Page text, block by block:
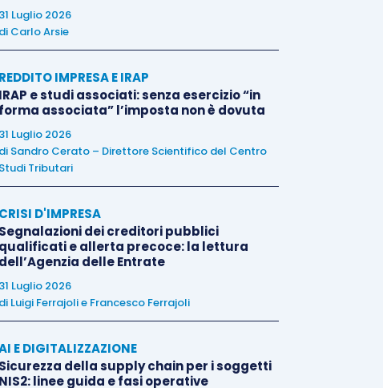
31 Luglio 2026
di Carlo Arsie
REDDITO IMPRESA E IRAP
IRAP e studi associati: senza esercizio “in
forma associata” l’imposta non è dovuta
31 Luglio 2026
di Sandro Cerato – Direttore Scientifico del Centro
Studi Tributari
CRISI D'IMPRESA
Segnalazioni dei creditori pubblici
qualificati e allerta precoce: la lettura
dell’Agenzia delle Entrate
31 Luglio 2026
di Luigi Ferrajolie Francesco Ferrajoli
E DIGITALIZZAZIONE
Sicurezza della supply chain per i soggetti
NIS2: linee guida e fasi operative